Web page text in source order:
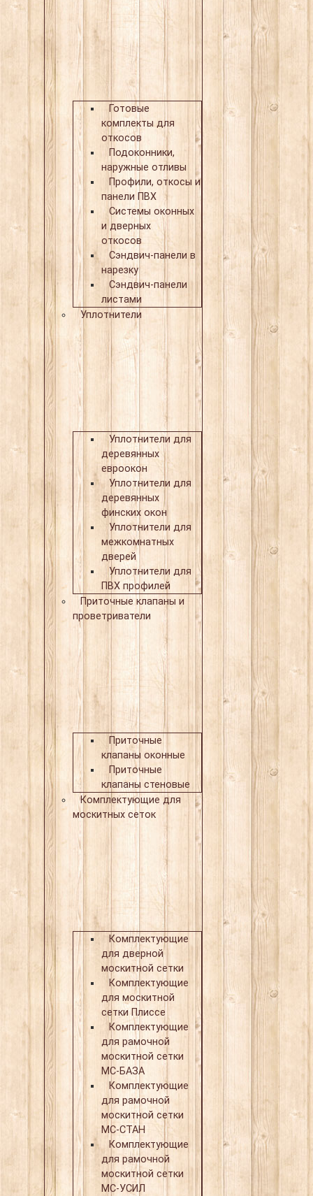
Готовые
комплекты для
откосов
Подоконники,
наружные отливы
Профили, откосы и
панели ПВХ
Системы оконных
и дверных
откосов
Сэндвич-панели в
нарезку
Сэндвич-панели
листами
Уплотнители
Уплотнители для
деревянных
евроокон
Уплотнители для
деревянных
финских окон
Уплотнители для
межкомнатных
дверей
Уплотнители для
ПВХ профилей
Приточные клапаны и
проветриватели
Приточные
клапаны оконные
Приточные
клапаны стеновые
Комплектующие для
москитных сеток
Комплектующие
для дверной
москитной сетки
Комплектующие
для москитной
сетки Плиссе
Комплектующие
для рамочной
москитной сетки
МС-БАЗА
Комплектующие
для рамочной
москитной сетки
МС-СТАН
Комплектующие
для рамочной
москитной сетки
МС-УСИЛ